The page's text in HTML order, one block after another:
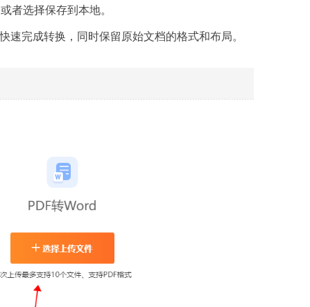
者选择保存到本地。
速完成转换，同时保留原始文档的格式和布局。